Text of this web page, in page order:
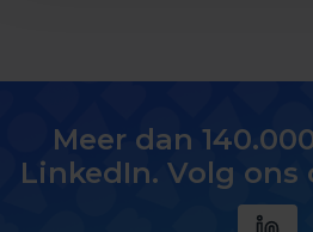
Meer dan
LinkedIn. Volg ons